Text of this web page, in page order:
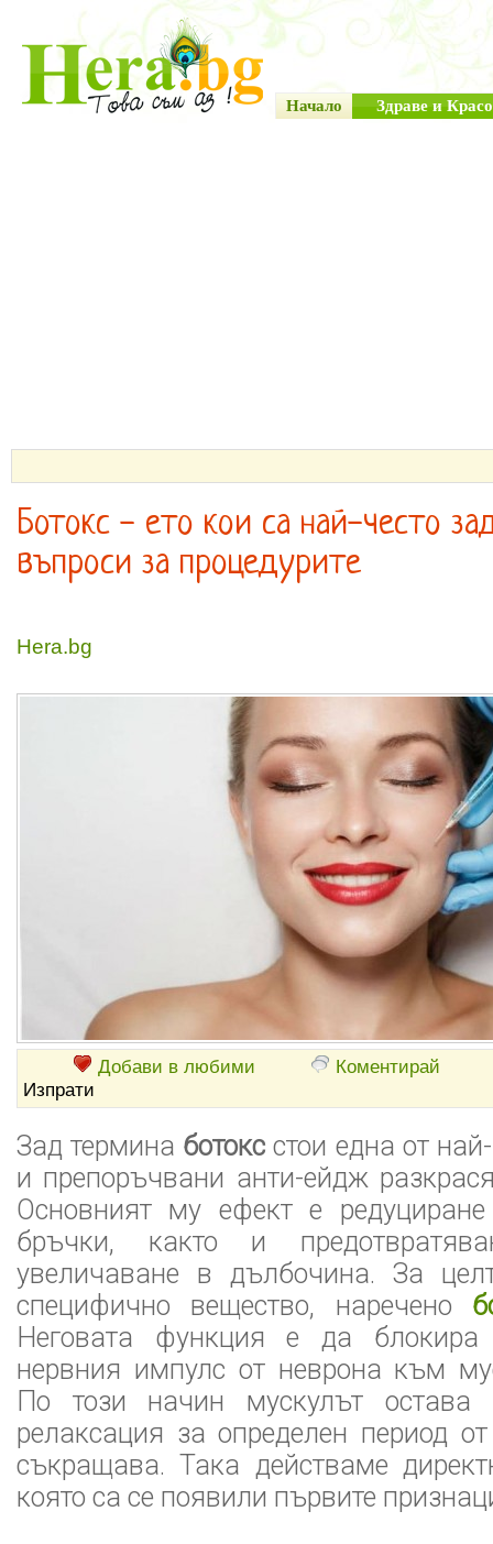
Начало Здраве и
Ботокс - ето кои са най-често
въпроси за процедурите
Hera.bg
Добави в любими
Коментирай
Изпрати
Зад термина ботоксстои една от
и препоръчвани анти-ейдж
Основният му ефект е
бръчки, както и
увеличаване в дълбочина. За
специфично вещество, наречено
Неговата функция е да блокира
нервния импулс от неврона към
По този начин мускулът остава
релаксация за определен период
съкращава. Така действаме
която са се появили първите